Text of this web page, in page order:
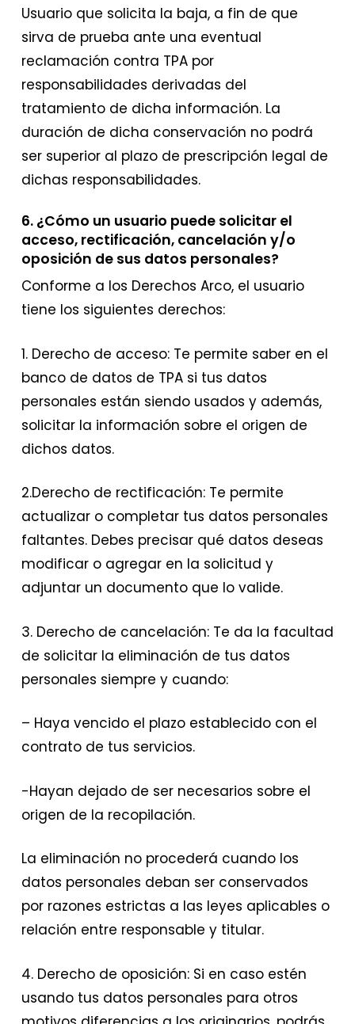
Usuario que solicita la baja, a fin de que
sirva de prueba ante una eventual
reclamación contra TPA por
responsabilidades derivadas del
tratamiento de dicha información. La
duración de dicha conservación no podrá
ser superior al plazo de prescripción legal de
dichas responsabilidades.
6. ¿Cómo un usuario puede solicitar el
acceso, rectificación, cancelación y/o
oposición de sus datos personales?
Conforme a los Derechos Arco, el usuario
tiene los siguientes derechos:
1. Derecho de acceso: Te permite saber en el
banco de datos de TPA si tus datos
personales están siendo usados y además,
solicitar la información sobre el origen de
dichos datos.
2.Derecho de rectificación: Te permite
actualizar o completar tus datos personales
faltantes. Debes precisar qué datos deseas
modificar o agregar en la solicitud y
adjuntar un documento que lo valide.
3. Derecho de cancelación: Te da la facultad
de solicitar la eliminación de tus datos
personales siempre y cuando:
– ​Haya vencido el plazo establecido con el
contrato de tus servicios.​​
-Hayan dejado de ser necesarios sobre el
origen de la recopilación.
La eliminación no procederá cuando los
datos personales deban ser conservados
por razones estrictas a las leyes aplicables o
relación entre responsable y titular.
4. Derecho de oposición: Si en caso estén
usando tus datos personales para otros